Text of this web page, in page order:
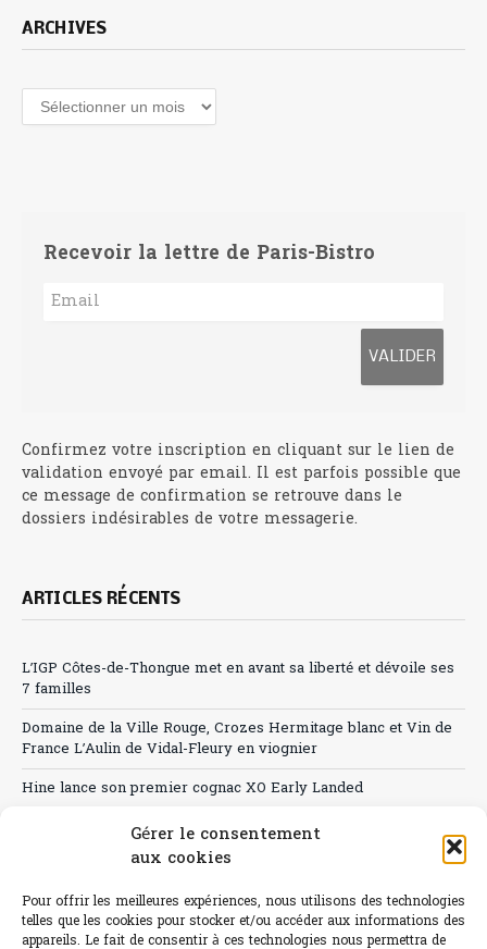
Gérer le consentement
aux cookies
Pour offrir les meilleures expériences, nous utilisons des technologies
telles que les cookies pour stocker et/ou accéder aux informations des
appareils. Le fait de consentir à ces technologies nous permettra de
ARCHIVES
Archives
Recevoir la lettre de Paris-Bistro
Confirmez votre inscription en cliquant sur le lien de
validation envoyé par email. Il est parfois possible que
ce message de confirmation se retrouve dans le
dossiers indésirables de votre messagerie.
ARTICLES RÉCENTS
L’IGP Côtes-de-Thongue met en avant sa liberté et dévoile ses
7 familles
Domaine de la Ville Rouge, Crozes Hermitage blanc et Vin de
France L’Aulin de Vidal-Fleury en viognier
Hine lance son premier cognac XO Early Landed
Canicule : A quand le CHR à « l’heure espagnole » ?
Sélection de rosés 2026